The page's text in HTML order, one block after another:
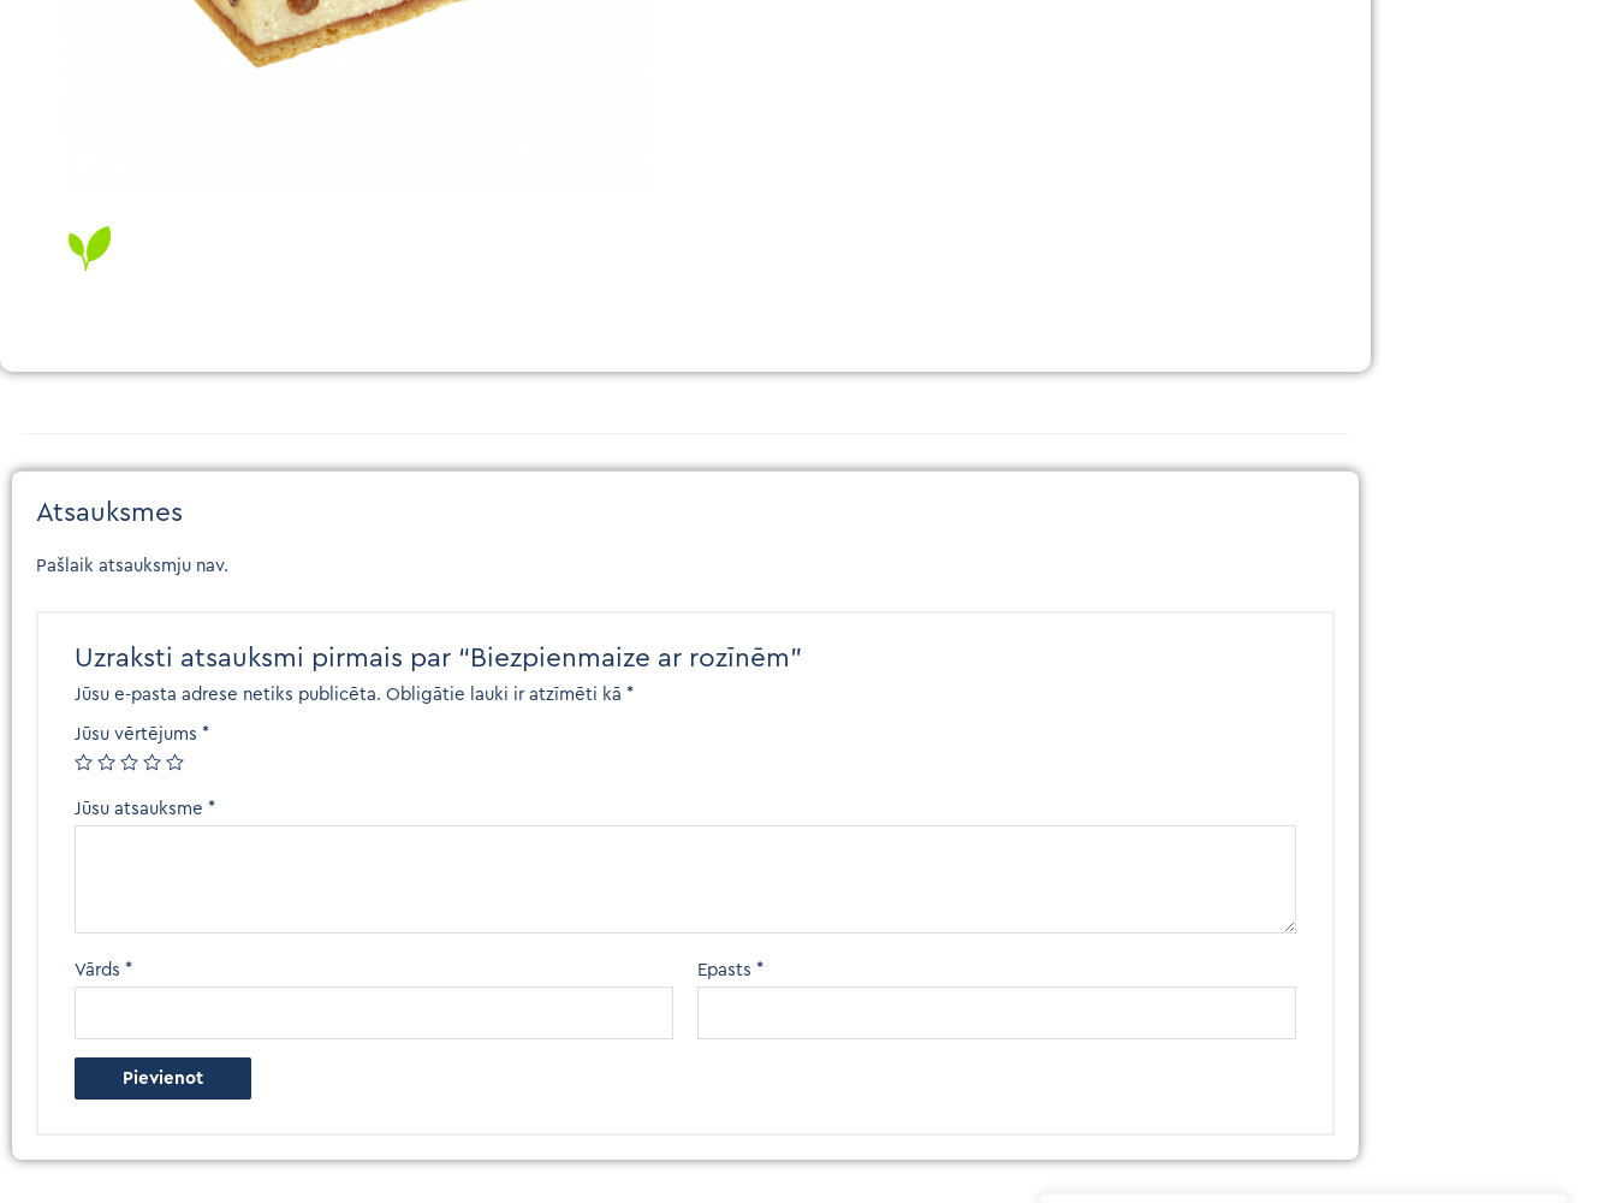
Atsauksmes
Pašlaik atsauksmju nav.
Uzraksti atsauksmi pirmais par “Biezpienmaize ar rozīnēm”
Jūsu e-pasta adrese netiks publicēta. Obligātie lauki ir atzīmēti kā *
Jūsu vērtējums *
Jūsu atsauksme *
Vārds * Epasts*